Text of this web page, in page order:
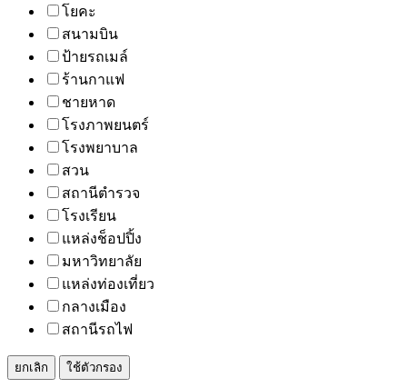
โยคะ
สนามบิน
ป้ายรถเมล์
ร้านกาแฟ
ชายหาด
โรงภาพยนตร์
โรงพยาบาล
สวน
สถานีตำรวจ
โรงเรียน
แหล่งช็อปปิ้ง
มหาวิทยาลัย
แหล่งท่องเที่ยว
กลางเมือง
สถานีรถไฟ
ยกเลิก ใช้ตัวกรอง